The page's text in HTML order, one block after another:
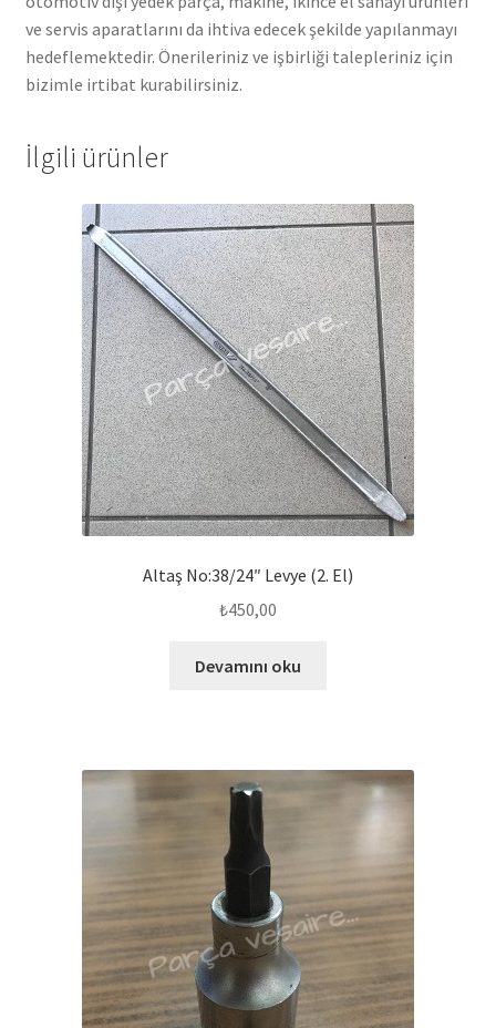
ve servis aparatlarını da ihtiva edecek şekilde yapılanmayı
hedeflemektedir. Önerileriniz ve işbirliği talepleriniz için
bizimle irtibat kurabilirsiniz.
İlgili ürünler
Altaş No:38/24″ Levye (2. El)
₺450,00
Devamını oku